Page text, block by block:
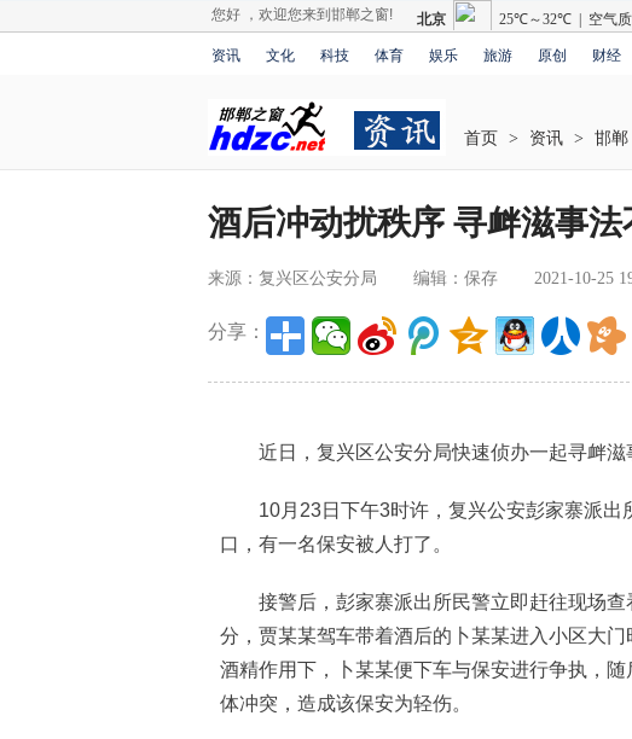
您好 ，欢迎您来到邯郸之窗!
资讯 文化 科技 体育 娱乐 旅游 原创 财经
首页 > 资讯 > 邯郸
酒后冲动扰秩序 寻衅滋事法
来源：复兴区公安分局 编辑：保存 2021-10-25
分享：
近日，复兴区公安分局快速侦办一起寻衅滋
10月23日下午3时许，复兴公安彭家寨派出
口，有一名保安被人打了。
接警后，彭家寨派出所民警立即赶往现场查
分，贾某某驾车带着酒后的卜某某进入小区大
酒精作用下，卜某某便下车与保安进行争执，
体冲突，造成该保安为轻伤。